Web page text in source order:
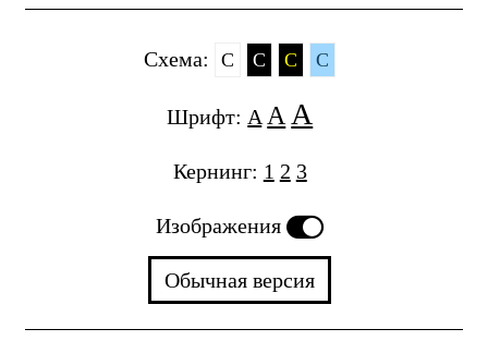
Cхема: C C C C
Шрифт: A A A
Кернинг: 1 2 3
Изображения
Обычная версия